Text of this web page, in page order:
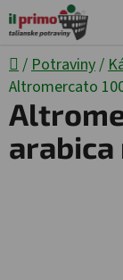
Prejsť na obsah
Domov
/ Potraviny/
Altromercato
arabica